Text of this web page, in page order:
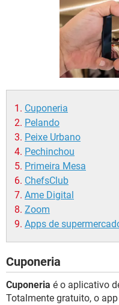
Cuponeria
Pelando
Peixe Urbano
Pechinchou
Primeira Mesa
ChefsClub
Ame Digital
Zoom
Apps de
Cuponeria
Cuponeria é o aplicativo
Totalmente gratuito, o